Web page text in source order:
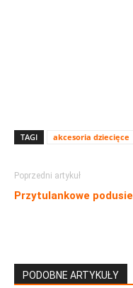
TAGI akcesoria dziecięce
Poprzedni artykuł
Przytulankowe podusie
PODOBNE ARTYKUŁY